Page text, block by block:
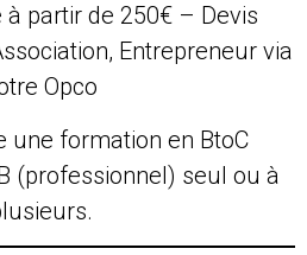
partir de 250€ – Devis
Entrepreneur via
Opco
une formation en BtoC
(professionnel) seul ou à